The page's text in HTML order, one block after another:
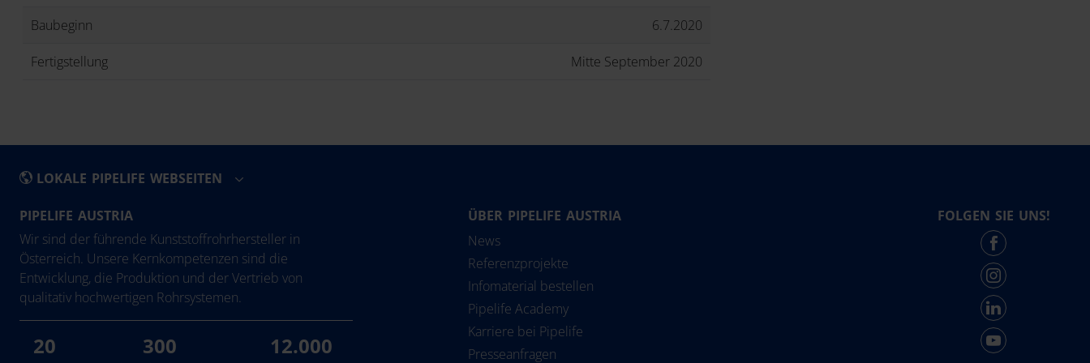
Baubeginn 6.7.2020
Fertigstellung Mitte September 2020
LOKALE PIPELIFE WEBSEITEN
België - Nederlands
Belgique - Français
Bosna i Hercegovina
България
Eesti
Ελλάδα
Hrvatska
Ireland
Suomi
Sverige
Türkiye
United Kingdom
PIPELIFE AUSTRIA
Wir sind der führende Kunststoffrohrhersteller in
Österreich. Unsere Kernkompetenzen sind die
Entwicklung, die Produktion und der Vertrieb von
qualitativ hochwertigen Rohrsystemen.
20 300 12.000
ÜBER PIPELIFE AUSTRIA
News
Referenzprojekte
Infomaterial bestellen
Pipelife Academy
Karriere bei Pipelife
Presseanfragen
FOLGEN SIE UNS!